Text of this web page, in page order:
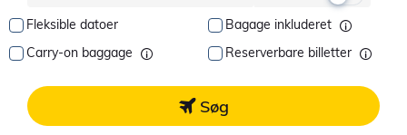
Fleksible datoer
Bagage inkluderet
Reserverbare billetter
Carry-on baggage
Søg